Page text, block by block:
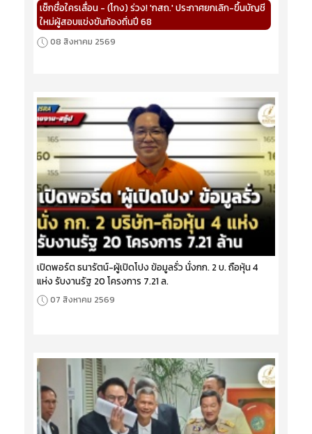
เช็กชื่อใครเลื่อน - (โกง) ร่วง! 'กสถ.' ประกาศยกเลิก-ขึ้นบัญชี
ใหม่ผู้สอบแข่งขันท้องถิ่นปี 68
08 สิงหาคม 2569
เปิดพอร์ต ธนารัตน์-ผู้เปิดโปง ข้อมูลรั่ว นั่งกก. 2 บ. ถือหุ้น 4
แห่ง รับงานรัฐ 20 โครงการ 7.21 ล.
07 สิงหาคม 2569